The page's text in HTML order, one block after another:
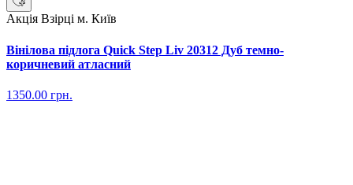
Акція Взірці м. Київ
Вінілова підлога Quick Step Liv 20312 Дуб темно-
коричневий атласний
1350.00 грн.